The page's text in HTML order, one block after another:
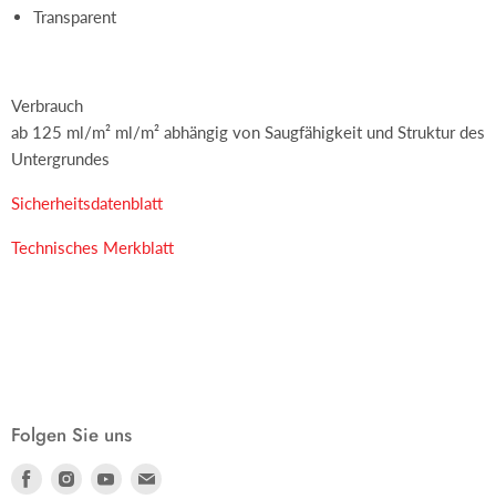
Transparent
Verbrauch
ab 125 ml/m² ml/m² abhängig von Saugfähigkeit und Struktur des
Untergrundes
Sicherheitsdatenblatt
Technisches Merkblatt
Folgen Sie uns
Finden
Finden
Finden